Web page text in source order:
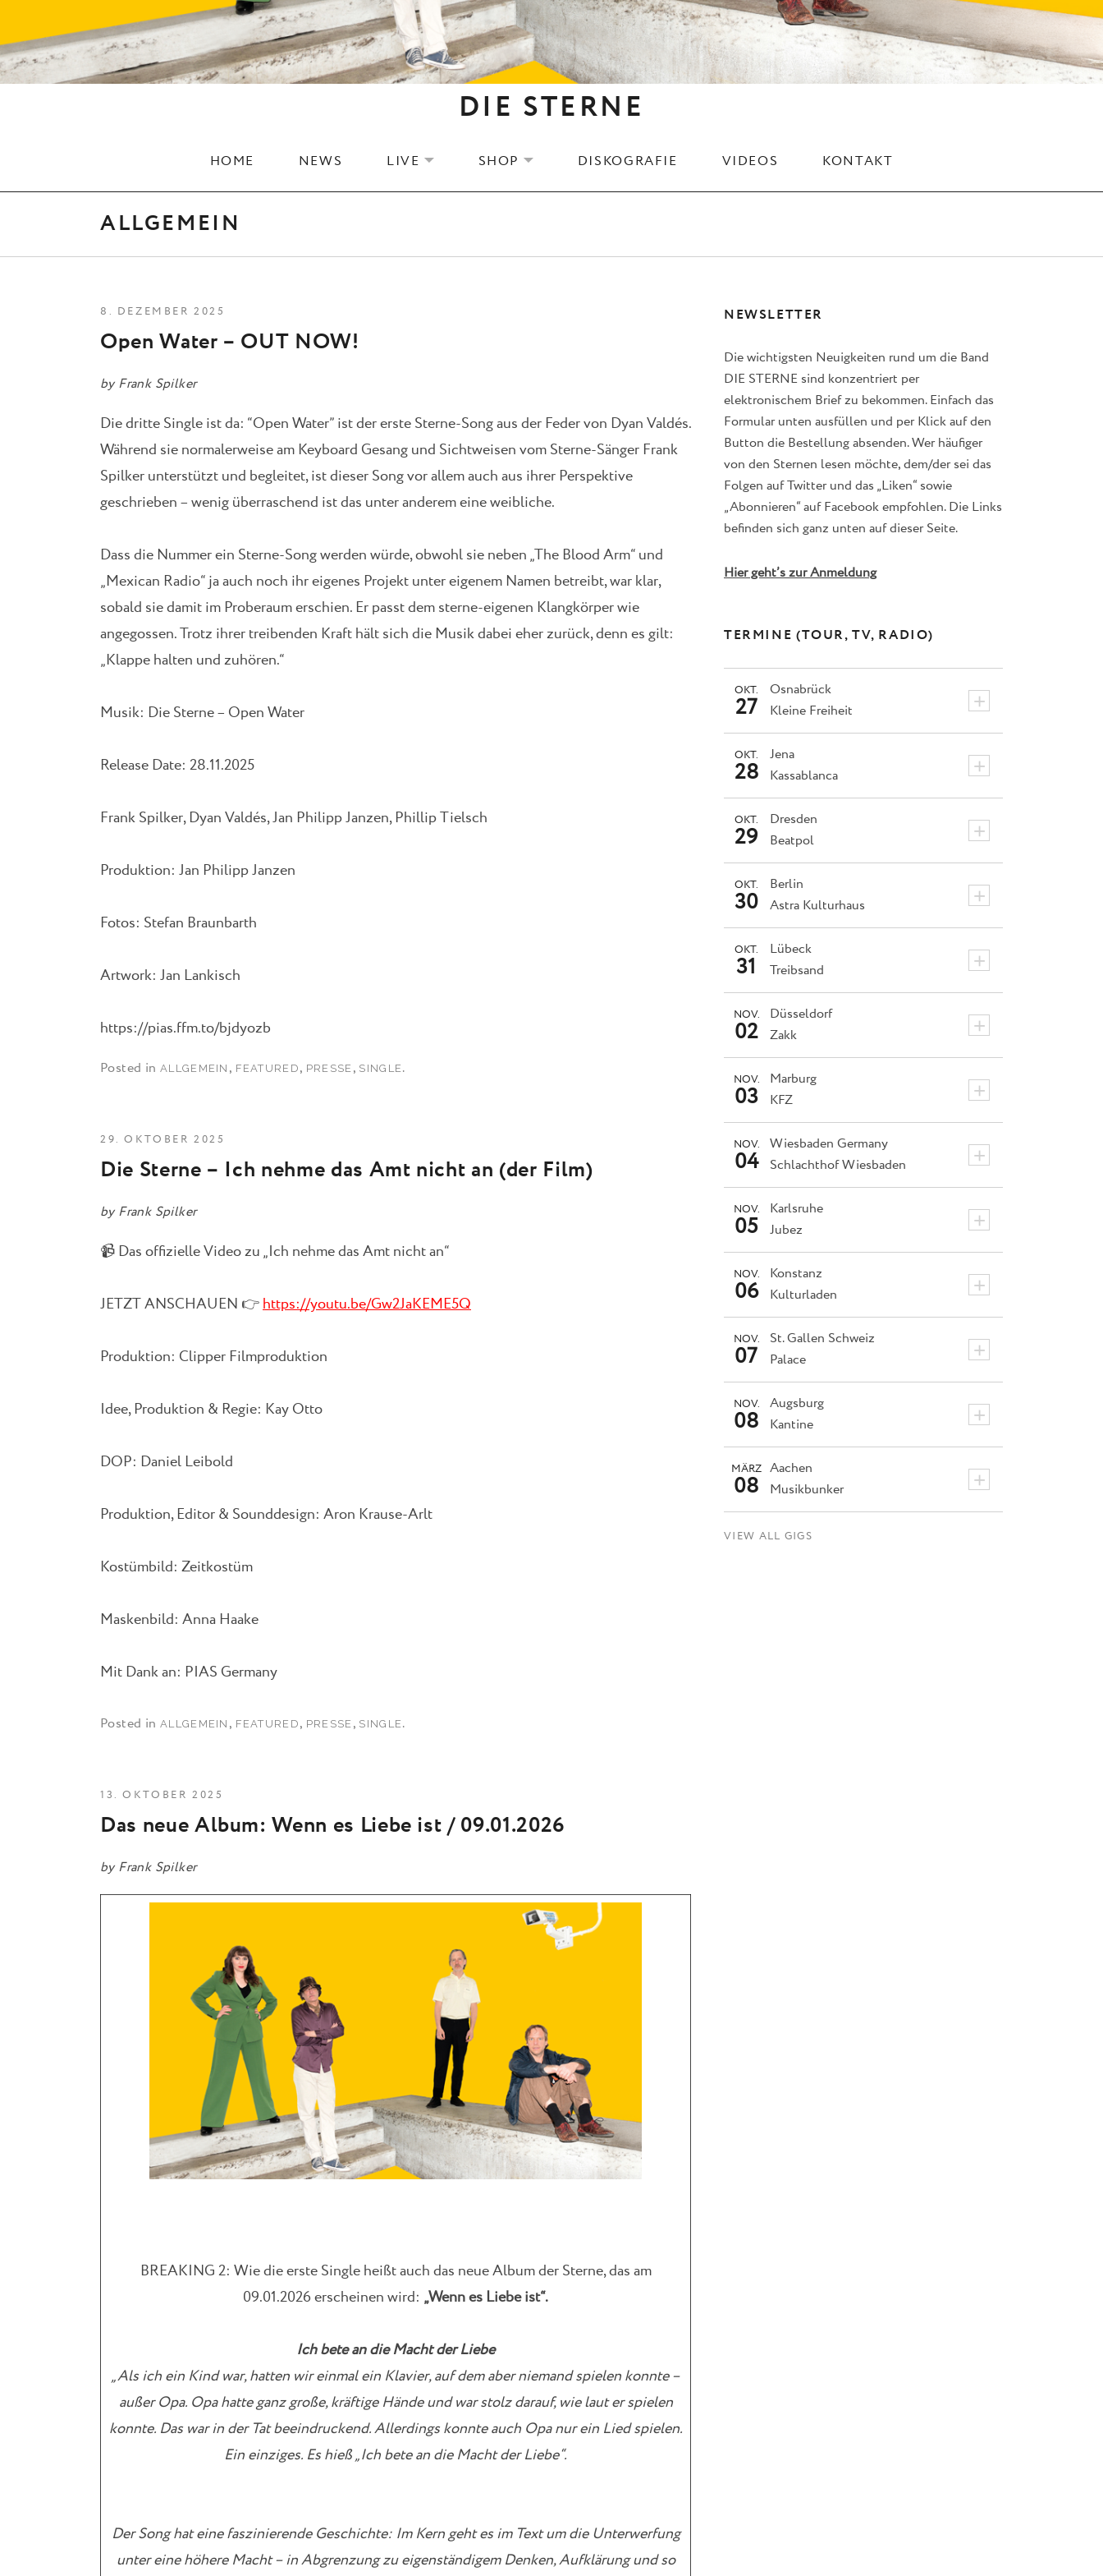
DIE STERNE
HOME NEWS LIVE EXPAND SUBMENU
SHOP EXPAND SUBMENU
DISKOGRAFIE VIDEOS KONTAKT
ALLGEMEIN
Open Water – OUT NOW!
by Frank Spilker
8. DEZEMBER 2025
Die dritte Single ist da: “Open Water” ist der erste Sterne-Song aus der Feder von Dyan Valdés.
Während sie normalerweise am Keyboard Gesang und Sichtweisen vom Sterne-Sänger Frank
Spilker unterstützt und begleitet, ist dieser Song vor allem auch aus ihrer Perspektive
geschrieben – wenig überraschend ist das unter anderem eine weibliche.
Dass die Nummer ein Sterne-Song werden würde, obwohl sie neben „The Blood Arm“ und
„Mexican Radio“ ja auch noch ihr eigenes Projekt unter eigenem Namen betreibt, war klar,
sobald sie damit im Proberaum erschien. Er passt dem sterne-eigenen Klangkörper wie
angegossen. Trotz ihrer treibenden Kraft hält sich die Musik dabei eher zurück, denn es gilt:
„Klappe halten und zuhören.“
Musik: Die Sterne – Open Water
Release Date: 28.11.2025
Frank Spilker, Dyan Valdés, Jan Philipp Janzen, Phillip Tielsch
Produktion: Jan Philipp Janzen
Fotos: Stefan Braunbarth
Artwork: Jan Lankisch
https://pias.ffm.to/bjdyozb
Posted in ALLGEMEIN , FEATURED , PRESSE , SINGLE.
Die Sterne – Ich nehme das Amt nicht an (der Film)
by Frank Spilker
29. OKTOBER 2025
📹 Das offizielle Video zu „Ich nehme das Amt nicht an“
JETZT ANSCHAUEN 👉https://youtu.be/Gw2JaKEME5Q
Produktion: Clipper Filmproduktion
Idee, Produktion & Regie: Kay Otto
DOP: Daniel Leibold
Produktion, Editor & Sounddesign: Aron Krause-Arlt
Kostümbild: Zeitkostüm
Maskenbild: Anna Haake
Mit Dank an: PIAS Germany
Posted in ALLGEMEIN , FEATURED , PRESSE , SINGLE.
Das neue Album: Wenn es Liebe ist / 09.01.2026
by Frank Spilker
13. OKTOBER 2025
BREAKING 2: Wie die erste Single heißt auch das neue Album der Sterne, das am
09.01.2026 erscheinen wird: „Wenn es Liebe ist“.
Ich bete an die Macht der Liebe
„Als ich ein Kind war, hatten wir einmal ein Klavier, auf dem aber niemand spielen konnte –
außer Opa. Opa hatte ganz große, kräftige Hände und war stolz darauf, wie laut er spielen
konnte. Das war in der Tat beeindruckend. Allerdings konnte auch Opa nur ein Lied spielen.
Ein einziges. Es hieß „Ich bete an die Macht der Liebe“.
Der Song hat eine faszinierende Geschichte: Im Kern geht es im Text um die Unterwerfung
unter eine höhere Macht – in Abgrenzung zu eigenständigem Denken, Aufklärung und so
NEWSLETTER
Die wichtigsten Neuigkeiten rund um die Band
DIE STERNE sind konzentriert per
elektronischem Brief zu bekommen. Einfach das
Formular unten ausfüllen und per Klick auf den
Button die Bestellung absenden. Wer häufiger
von den Sternen lesen möchte, dem/der sei das
Folgen auf Twitter und das „Liken“ sowie
„Abonnieren“ auf Facebook empfohlen. Die Links
befinden sich ganz unten auf dieser Seite.
Hier geht’s zur Anmeldung
TERMINE (TOUR, TV, RADIO)
Osnabrück +
OKT.
27 Kleine Freiheit
Jena +
OKT.
28 Kassablanca
Dresden +
OKT.
29 Beatpol
Berlin +
OKT.
30 Astra Kulturhaus
Lübeck +
OKT.
31 Treibsand
Düsseldorf +
NOV.
02 Zakk
Marburg +
NOV.
03 KFZ
Wiesbaden Germany +
NOV.
04 Schlachthof Wiesbaden
Karlsruhe +
NOV.
05 Jubez
Konstanz +
NOV.
06 Kulturladen
St. Gallen Schweiz +
NOV.
07 Palace
Augsburg +
NOV.
08 Kantine
Aachen +
MÄRZ
08 Musikbunker
VIEW ALL GIGS